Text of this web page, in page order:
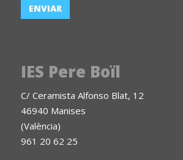
IES Pere Boïl
C/ Ceramista Alfonso Blat, 12
46940 Manises
(València)
961 20 62 25